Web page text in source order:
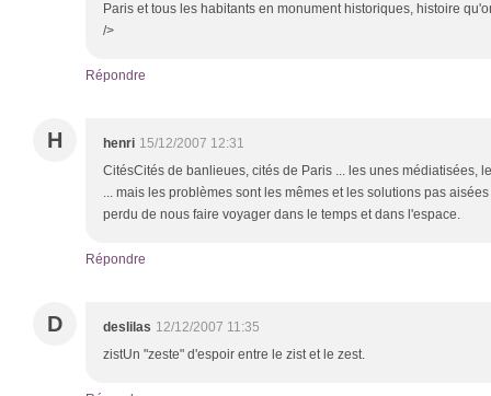
Paris et tous les habitants en monument historiques, histoire
/>
Répondre
H henri 15/12/2007 12:31
CitésCités de banlieues, cités de Paris ... les unes médiatisées,
... mais les problèmes sont les mêmes et les solutions pas
perdu de nous faire voyager dans le temps et dans l'espace.
Répondre
D deslilas 12/12/2007 11:35
zistUn "zeste" d'espoir entre le zist et le zest.